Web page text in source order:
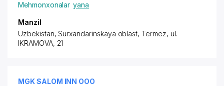
Mehmonxonalar yana
Manzil
Uzbekistan, Surxandarinskaya oblast, Termez, ul.
IKRAMOVA, 21
MGK SALOM INN ООО